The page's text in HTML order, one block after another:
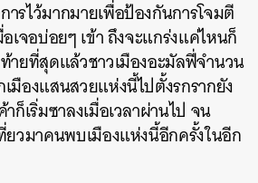
รไว้มากมายเพื่อป้องกันการโจมตี
เจอบ่อยๆ เข้า ถึงจะแกร่งแค่ไหนก็
ายที่สุดแล้วชาวเมืองอะมัลฟี่จำนวน
มืองแสนสวยแห่งนี้ไปตั้งรกรากยัง
ก็เริ่มซาลงเมื่อเวลาผ่านไป จน
ยวมาคนพบเมืองแห่งนี้อีกครั้งในอีก